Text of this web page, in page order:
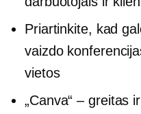
Priartinkite, kad
vaizdo
vietos
„Canva“ – greitas